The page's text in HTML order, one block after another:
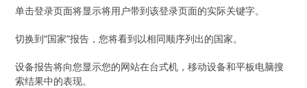
单击登录页面将显示将用户带到该登录页面的实际关键字。
切换到“国家”报告，您将看到以相同顺序列出的国家。
设备报告将向您显示您的网站在台式机，移动设备和平板电脑搜
索结果中的表现。